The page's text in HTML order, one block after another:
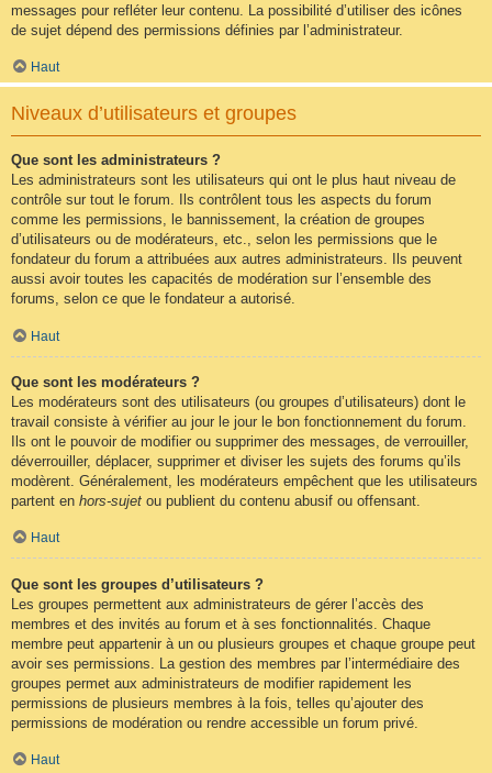
messages pour refléter leur contenu. La possibilité d’utiliser des icônes
de sujet dépend des permissions définies par l’administrateur.
Haut
Niveaux d’utilisateurs et groupes
Que sont les administrateurs ?
Les administrateurs sont les utilisateurs qui ont le plus haut niveau de
contrôle sur tout le forum. Ils contrôlent tous les aspects du forum
comme les permissions, le bannissement, la création de groupes
d’utilisateurs ou de modérateurs, etc., selon les permissions que le
fondateur du forum a attribuées aux autres administrateurs. Ils peuvent
aussi avoir toutes les capacités de modération sur l’ensemble des
forums, selon ce que le fondateur a autorisé.
Haut
Que sont les modérateurs ?
Les modérateurs sont des utilisateurs (ou groupes d’utilisateurs) dont le
travail consiste à vérifier au jour le jour le bon fonctionnement du forum.
Ils ont le pouvoir de modifier ou supprimer des messages, de verrouiller,
déverrouiller, déplacer, supprimer et diviser les sujets des forums qu’ils
modèrent. Généralement, les modérateurs empêchent que les utilisateurs
partent en hors-sujet ou publient du contenu abusif ou offensant.
Haut
Que sont les groupes d’utilisateurs ?
Les groupes permettent aux administrateurs de gérer l’accès des
membres et des invités au forum et à ses fonctionnalités. Chaque
membre peut appartenir à un ou plusieurs groupes et chaque groupe peut
avoir ses permissions. La gestion des membres par l’intermédiaire des
groupes permet aux administrateurs de modifier rapidement les
permissions de plusieurs membres à la fois, telles qu’ajouter des
permissions de modération ou rendre accessible un forum privé.
Haut